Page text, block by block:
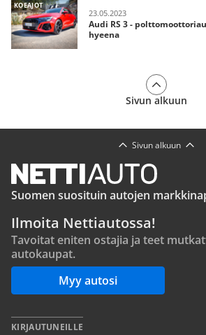
KOEAJOT
23.05.2023
Audi RS 3 -
hyeena
Sivun alkuun
Sivun alkuun
Suomen suosituin autojen
Ilmoita Nettiautossa!
Tavoitat eniten ostajia ja teet
autokaupat.
Myy autosi
KIRJAUTUNEILLE